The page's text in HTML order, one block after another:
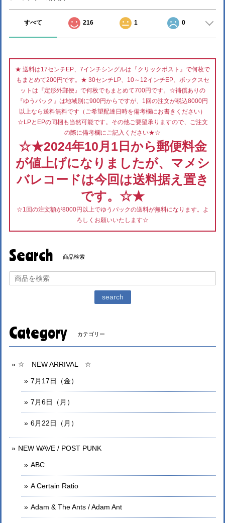
すべて 216 1 0
★ 送料は17センチEP、7インチシングルは『クリックポスト』で何枚で
もまとめて200円です。★ 30センチLP、10～12インチEP、ボックスセ
ットは『定形外郵便』で何枚でもまとめて700円です。☆補償ありの
『ゆうパック』は地域別に900円からですが、1回の注文が税込8000円
以上なら送料無料です（ご希望配達日時を備考欄にお書きください）
☆LPとEPの同梱も当然可能です。その他ご要望承りますので、ご注文
の際に備考欄にご記入ください★☆
☆★2024年10月1日から郵便料金
が値上げになりましたが、マメシ
バレコードは今回は送料据え置き
です。☆★
☆1回の注文額が8000円以上でゆうパックの送料が無料になります。よ
ろしくお願いいたします☆
Search 商品検索
search
Category カテゴリー
☆ NEW ARRIVAL ☆
7月17日（金）
7月6日（月）
6月22日（月）
NEW WAVE / POST PUNK
ABC
A Certain Ratio
Adam & The Ants / Adam Ant